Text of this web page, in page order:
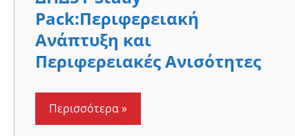
Pack:Περιφερειακή
Ανάπτυξη και
Περιφερειακές Ανισότητες
Pack:Περιφερειακή
Ανάπτυξη
και
Περιφερειακές
Ανισότητες
Περισσότερα »